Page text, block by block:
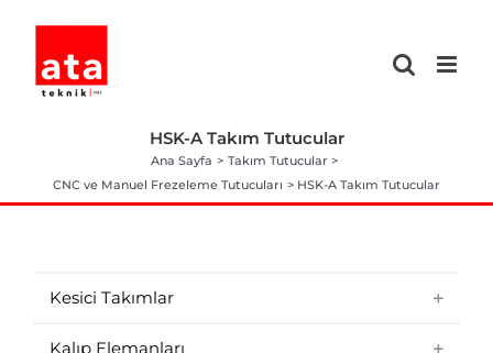
content
HSK-A Takım Tutucular
Ana Sayfa
Takım Tutucular
CNC ve Manuel Frezeleme Tutucuları
HSK-A Takım Tutucular
Kesici Takımlar
Kalıp Elemanları